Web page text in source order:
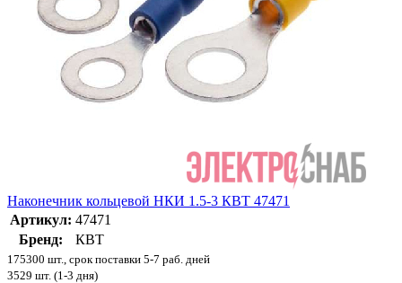
Наконечник кольцевой НКИ 1.5-3 КВТ 47471
Артикул: 47471
Бренд:
КВТ
175300 шт., срок поставки 5-7 раб. дней
3529 шт. (1-3 дня)